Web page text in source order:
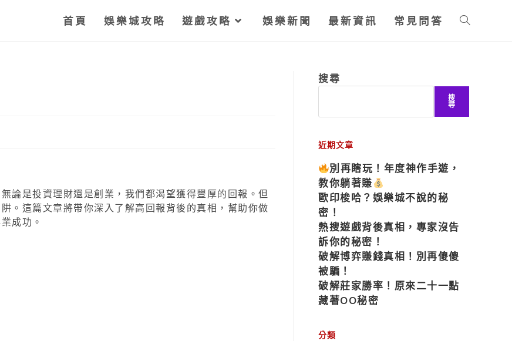
首頁 娛樂城攻略 遊戲攻略 娛樂新聞 最新資訊 常見問答
論是投資理財還是創業，我們都渴望獲得豐厚的回報。但
。這篇文章將帶你深入了解高回報背後的真相，幫助你做
成功。
搜尋
搜
尋
近期文章
別再瞎玩！年度神作手遊，
教你躺著賺
歐印梭哈？娛樂城不說的秘
密！
熱搜遊戲背後真相，專家沒告
訴你的秘密！
破解博弈賺錢真相！別再傻傻
被騙！
破解莊家勝率！原來二十一點
藏著OO秘密
分類